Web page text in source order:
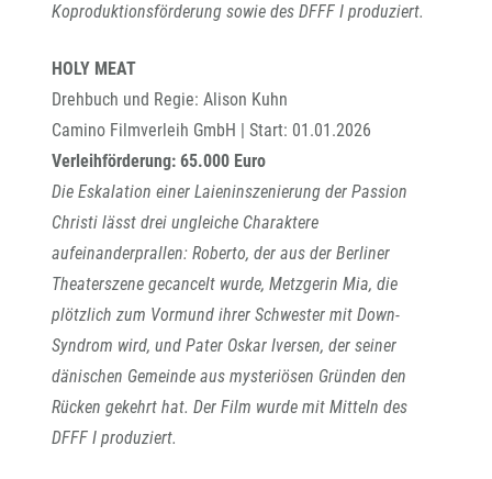
Koproduktionsförderung sowie des DFFF I produziert.
HOLY MEAT
Drehbuch und Regie: Alison Kuhn
Camino Filmverleih GmbH | Start: 01.01.2026
Verleihförderung: 65.000 Euro
Die Eskalation einer Laieninszenierung der Passion
Christi lässt drei ungleiche Charaktere
aufeinanderprallen: Roberto, der aus der Berliner
Theaterszene gecancelt wurde, Metzgerin Mia, die
plötzlich zum Vormund ihrer Schwester mit Down-
Syndrom wird, und Pater Oskar Iversen, der seiner
dänischen Gemeinde aus mysteriösen Gründen den
Rücken gekehrt hat. Der Film wurde mit Mitteln des
DFFF I produziert.